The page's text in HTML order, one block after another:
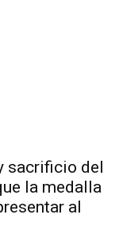
sacrificio del
la medalla
al